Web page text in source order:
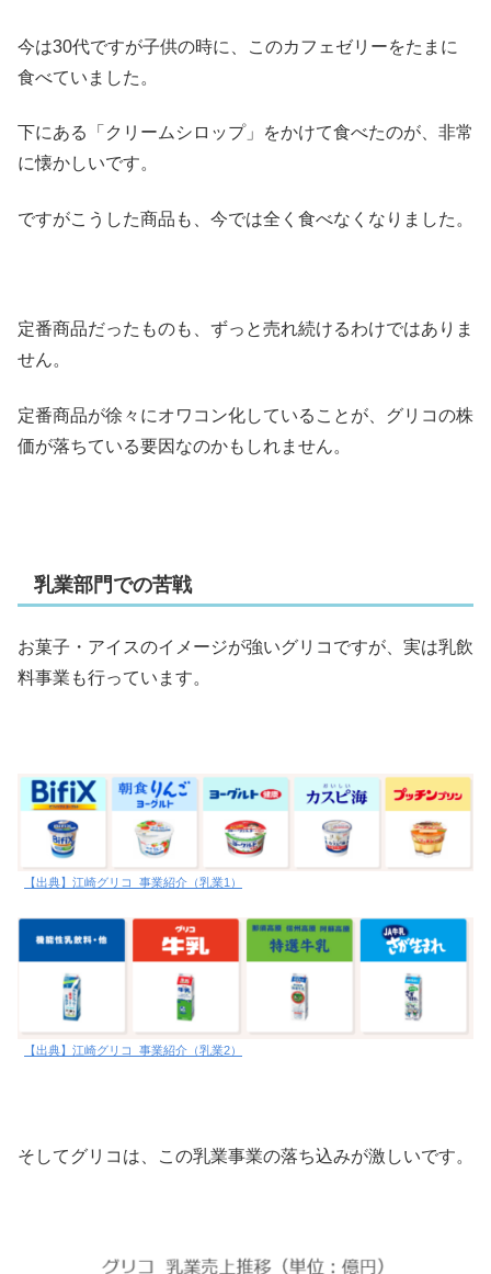
今は30代ですが子供の時に、このカフェゼリーをたまに
食べていました。
下にある「クリームシロップ」をかけて食べたのが、非常
に懐かしいです。
ですがこうした商品も、今では全く食べなくなりました。
定番商品だったものも、ずっと売れ続けるわけではありま
せん。
定番商品が徐々にオワコン化していることが、グリコの株
価が落ちている要因なのかもしれません。
乳業部門での苦戦
お菓子・アイスのイメージが強いグリコですが、実は乳飲
料事業も行っています。
【出典】江崎グリコ_事業紹介（乳業1）
【出典】江崎グリコ_事業紹介（乳業2）
そしてグリコは、この乳業事業の落ち込みが激しいです。